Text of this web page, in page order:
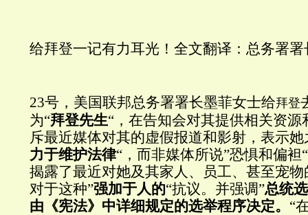
给拜登一记有力耳光！全文翻译：总务署
23号，美国联邦总务署署长墨菲女士给拜登
为“拜登先生“，在告知会对其提供相关资
斥最近媒体对其的虚假报道和影射，表示
力于维护法律“，而非媒体所说”恐惧和偏袒
揭露了最近对她及其家人、员工、甚至宠
对于这种”强加于人的“抗议。并强调”总统
由《宪法》中详细规定的选举程序决定。 “